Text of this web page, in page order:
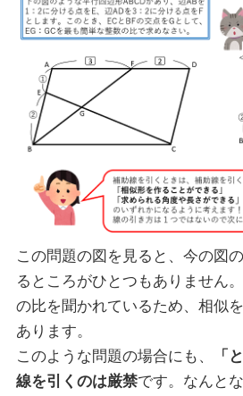
この問題の図を見ると、今の図
るところがひとつもありません
の比を聞かれているため、相似
あります。
このような問題の場合にも、
「
線を引くのは厳禁です。なんと